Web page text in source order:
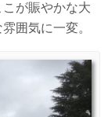
が賑やかな大
囲気に一変。